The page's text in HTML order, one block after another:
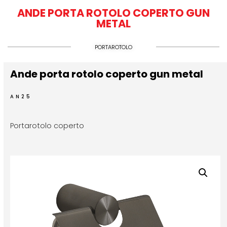
ANDE PORTA ROTOLO COPERTO GUN
METAL
PORTAROTOLO
Ande porta rotolo coperto gun metal
AN25
Portarotolo coperto